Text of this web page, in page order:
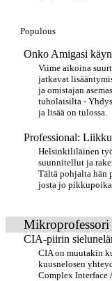
Populous
Onko Amigasi
Viime aikoina
jatkavat
ja omistajan
tuholaisilta -
ja lisää on tulossa.
Professional:
Helsinkililäinen
suunnitellut ja
Tältä pohjalta hän
josta jo
Mikroprofessori
CIA-piirin
CIA on muutakin
kuusnelosen
Complex Interface